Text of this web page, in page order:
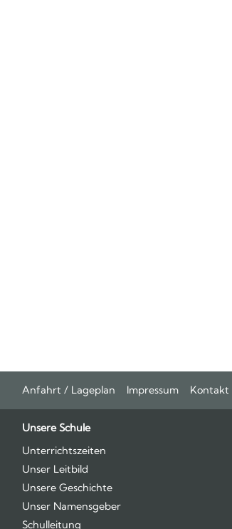
Anfahrt / Lageplan Impressum Kontakt
Unsere Schule
Unterrichtszeiten
Unser Leitbild
Unsere Geschichte
Unser Namensgeber
Schulleitung